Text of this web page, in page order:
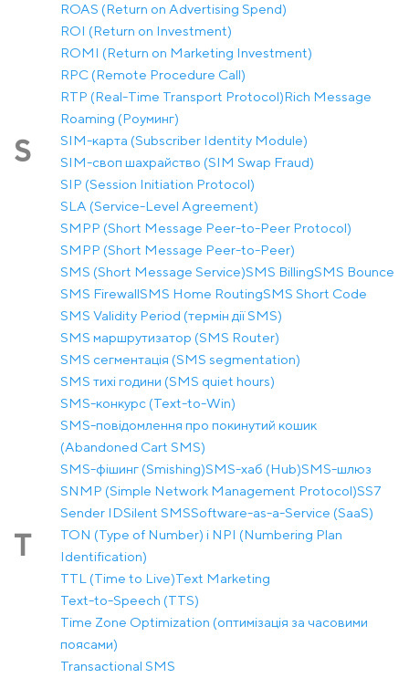
ROAS (Return on Advertising Spend)
ROI (Return on Investment)
ROMI (Return on Marketing Investment)
RPC (Remote Procedure Call)
RTP (Real-Time Transport Protocol)Rich Message
Roaming (Роуминг)
S
SIM-карта (Subscriber Identity Module)
SIM-своп шахрайство (SIM Swap Fraud)
SIP (Session Initiation Protocol)
SLA (Service-Level Agreement)
SMPP (Short Message Peer-to-Peer Protocol)
SMPP (Short Message Peer-to-Peer)
SMS (Short Message Service)SMS BillingSMS Bounce
SMS FirewallSMS Home RoutingSMS Short Code
SMS Validity Period (термін дії SMS)
SMS маршрутизатор (SMS Router)
SMS сегментація (SMS segmentation)
SMS тихі години (SMS quiet hours)
SMS-конкурс (Text-to-Win)
SMS-повідомлення про покинутий кошик
(Abandoned Cart SMS)
SMS-фішинг (Smishing)SMS-хаб (Hub)SMS-шлюз
SNMP (Simple Network Management Protocol)SS7
Sender IDSilent SMSSoftware-as-a-Service (SaaS)
T
TON (Type of Number) і NPI (Numbering Plan
Identification)
TTL (Time to Live)Text Marketing
Text-to-Speech (TTS)
Time Zone Optimization (оптимізація за часовими
поясами)
Transactional SMS